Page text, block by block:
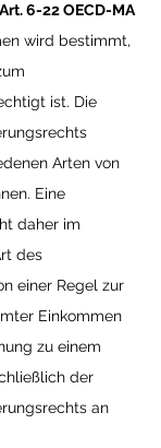
6-22 OECD-MA
wird bestimmt,
ist. Die
Arten von
Eine
daher im
des
einer Regel zur
Einkommen
zu einem
der
an